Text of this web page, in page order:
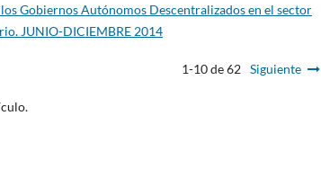
Gobiernos Autónomos Descentralizados en el sector
JUNIO-DICIEMBRE 2014
1-10 de 62 Siguiente